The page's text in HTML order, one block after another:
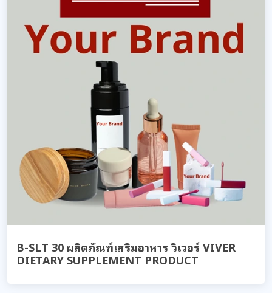
B-SLT 30 ผลิตภัณฑ์เสริมอาหาร วิเวอร์ VIVER
DIETARY SUPPLEMENT PRODUCT